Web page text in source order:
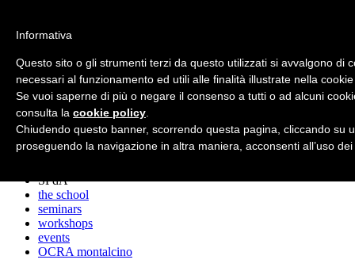
archos
the studio
projects
lectures
press cuttings
SPdA
the school
seminars
workshops
events
OCRA montalcino
Informativa
Questo sito o gli strumenti terzi da questo utilizzati si avvalgono di
necessari al funzionamento ed utili alle finalità illustrate nella
Se vuoi saperne di più o negare il consenso a tutti o ad alcuni
consulta la cookie policy
Chiudendo questo banner, scorrendo questa pagina, cliccando su
proseguendo la navigazione in altra maniera, acconsenti all’uso